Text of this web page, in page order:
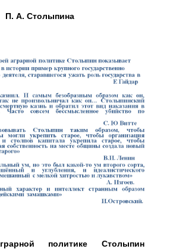
П. А. Столыпина
политике Столыпин